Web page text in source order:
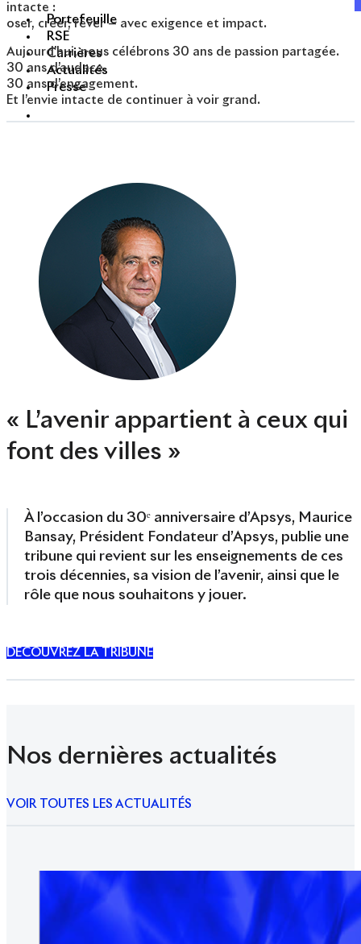
Portefeuille
RSE
Carrières
Actualités
Presse
intacte :
oser, créer, rêver — avec exigence et impact.
Aujourd’hui, nous célébrons 30 ans de passion partagée.
30 ans d’audace.
30 ans d’engagement.
Et l’envie intacte de continuer à voir grand.
« L’avenir appartient à ceux qui
font des villes »
À l’occasion du 30ᵉ anniversaire d’Apsys, Maurice
Bansay, Président Fondateur d’Apsys, publie une
tribune qui revient sur les enseignements de ces
trois décennies, sa vision de l’avenir, ainsi que le
rôle que nous souhaitons y jouer.
DÉCOUVREZ LA TRIBUNE
Nos dernières actualités
VOIR TOUTES LES ACTUALITÉS